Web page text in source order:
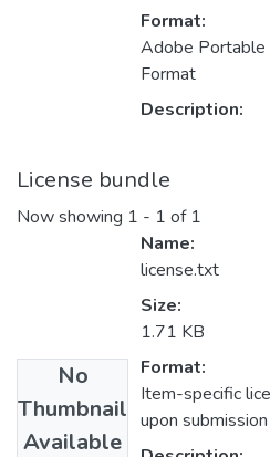
Format:
Adobe Portable
Format
Description:
License bundle
Now showing 1 - 1 of 1
No
Thumbnail
Available
Name:
license.txt
Size:
1.71 KB
Format:
Item-specific
upon submission